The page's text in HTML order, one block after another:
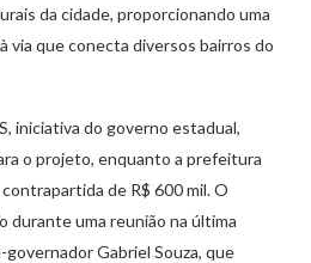
da cidade, proporcionando uma
via que conecta diversos bairros do
iniciativa do governo estadual,
o projeto, enquanto a prefeitura
de R$ 600 mil. O
durante uma reunião na última
Gabriel Souza, que